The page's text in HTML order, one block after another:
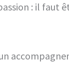
: il faut